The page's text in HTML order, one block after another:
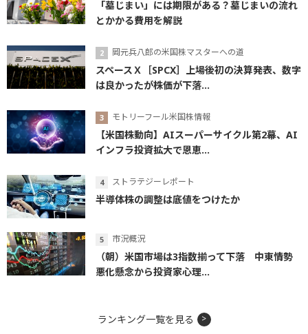
「墓じまい」には期限がある？墓じまいの流れ
とかかる費用を解説
岡元兵八郎の米国株マスターへの道
スペースＸ［SPCX］上場後初の決算発表、数字
は良かったが株価が下落...
モトリーフール米国株情報
【米国株動向】AIスーパーサイクル第2幕、AI
インフラ投資拡大で恩恵...
ストラテジーレポート
半導体株の調整は底値をつけたか
市況概況
（朝）米国市場は3指数揃って下落 中東情勢
悪化懸念から投資家心理...
ランキング一覧を見る